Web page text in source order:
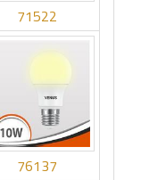
71522
76137